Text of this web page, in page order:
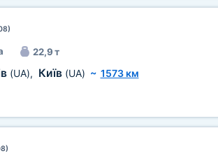
22,9 т
(UA), Київ (UA) ~ 1573 км